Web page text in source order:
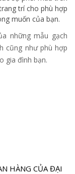
trí cho phù hợp
muốn của bạn.
những mẫu gạch
cũng như phù hợp
gia đình bạn.
HÀNG CỦA ĐẠI